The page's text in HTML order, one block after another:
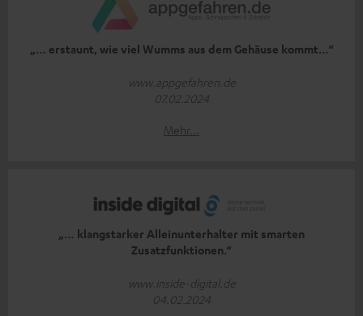
„… erstaunt, wie viel Wumms aus dem Gehäuse kommt…“
www.appgefahren.de
07.02.2024
Mehr...
„… klangstarker Alleinunterhalter mit smarten
Zusatzfunktionen.“
www.inside-digital.de
04.02.2024